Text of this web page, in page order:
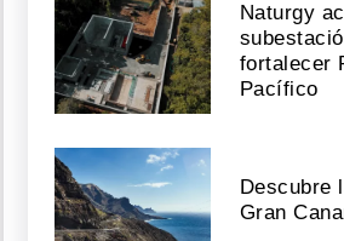
Naturgy
fortalecer
Pacífico
Descubre
Gran